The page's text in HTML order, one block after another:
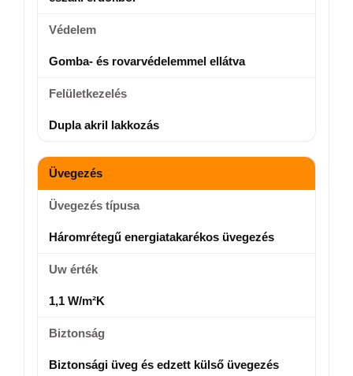
Védelem
Gomba- és rovarvédelemmel ellátva
Felületkezelés
Dupla akril lakkozás
Üvegezés
Üvegezés típusa
Háromrétegű energiatakarékos üvegezés
Uw érték
1,1 W/m²K
Biztonság
Biztonsági üveg és edzett külső üvegezés